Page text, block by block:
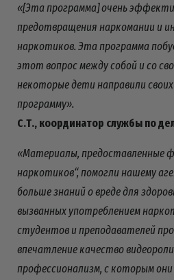
«[Эта программа] очень
предотвращения наркомании и
наркотиков. Эта программа
этот вопрос между собой и со
некоторые дети направили
программу».
С.Т., координатор службы по
«Материалы, предоставленные
наркотиков“, помогли нашему
больше знаний о вреде для
вызванных употреблением
студентов и преподавателей
впечатление качество
профессионализм, с которым